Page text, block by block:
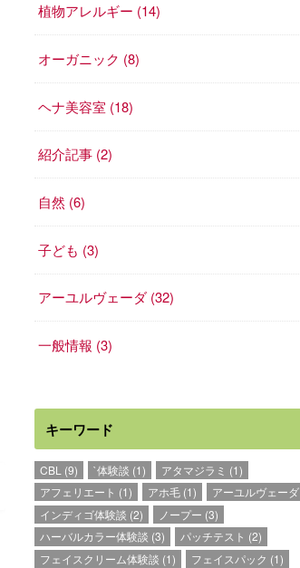
植物アレルギー (14)
オーガニック (8)
ヘナ美容室 (18)
紹介記事 (2)
自然 (6)
子ども (3)
アーユルヴェーダ(32)
一般情報 (3)
キーワード
CBL (9) `体験談 (1) アタマジラミ (1)
アフェリエート (1) アホ毛 (1) アーユルヴェーダ
インディゴ体験談 (2) ノープー (3)
ハーバルカラー体験談 (3) パッチテスト (2)
フェイスクリーム体験談 (1) フェイスパック (1)